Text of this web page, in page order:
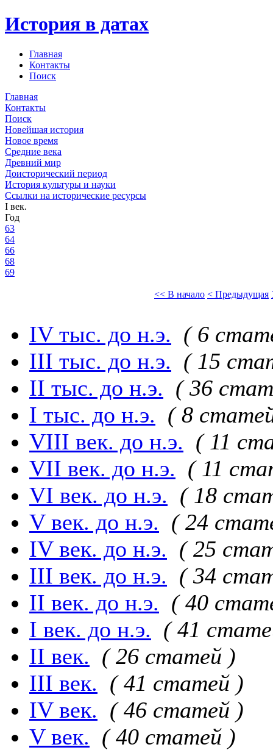
История в датах
Главная
Контакты
Поиск
Главная
Контакты
Поиск
Новейшая история
Новое время
Средние века
Древний мир
Доисторический период
История культуры и науки
Ссылки на исторические ресурсы
I век.
Год
63
64
66
68
69
<< В начало < Предыдущая
IV тыс. до н.э. ( 6
III тыс. до н.э. ( 15
II тыс. до н.э. ( 36
I тыс. до н.э. ( 8
VIII век. до н.э. ( 11
VII век. до н.э. ( 11
VI век. до н.э. ( 18
V век. до н.э. ( 24
IV век. до н.э. ( 25
III век. до н.э. ( 34
II век. до н.э. ( 40
I век. до н.э. ( 41
II век. ( 26 статей )
III век. ( 41 статей )
IV век. ( 46 статей )
V век. ( 40 статей )